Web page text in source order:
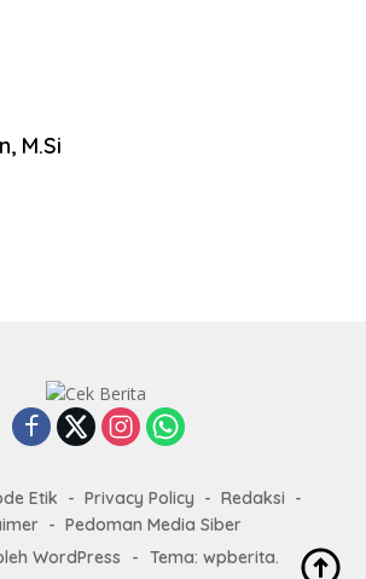
M.Si
Etik Privacy Policy
Redaksi
Pedoman Media Siber
WordPress
- Tema: wpberita.